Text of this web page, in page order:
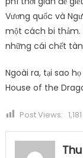
Vương quốc và
một cách bi thảm.
những cái chết
Ngoài ra, tại sao
House of the
Post Views: 1,181